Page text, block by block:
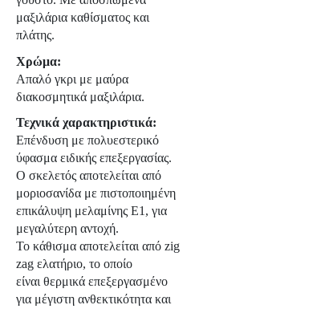
μαξιλάρια καθίσματος και
πλάτης.
Χρώμα:
Απαλό γκρι με μαύρα
διακοσμητικά μαξιλάρια.
Τεχνικά χαρακτηριστικά:
Επένδυση με πολυεστερικό
ύφασμα ειδικής επεξεργασίας.
O σκελετός αποτελείται από
μοριοσανίδα με πιστοποιημένη
επικάλυψη μελαμίνης Ε1, για
μεγαλύτερη αντοχή.
Το κάθισμα αποτελείται από zig
zag ελατήριο, το οποίο
είναι θερμικά επεξεργασμένο
για μέγιστη ανθεκτικότητα και